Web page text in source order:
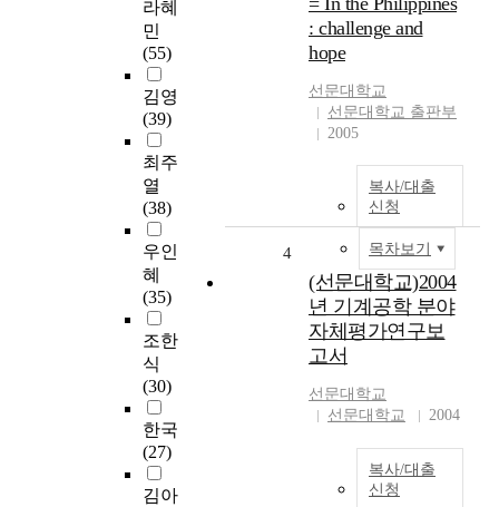
라혜
민
(55)
김영
(39)
최주
열
(38)
우인
혜
(35)
조한
식
(30)
한국
(27)
김아
: challenge and
hope
선문대학교
선문대학교 출판부
2005
복사/대출
신청
목차보기
4
(선문대학교)2004
년 기계공학 분야
자체평가연구보
고서
선문대학교
선문대학교
2004
복사/대출
신청